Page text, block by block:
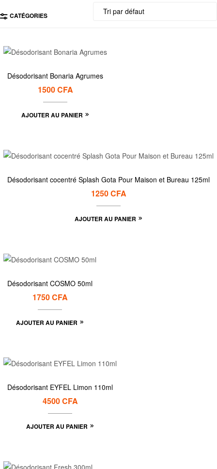
CATÉGORIES
Désodorisant Bonaria Agrumes
1500CFA
AJOUTER AU PANIER
Désodorisant cocentré Splash Gota Pour Maison et Bureau 125ml
1250CFA
AJOUTER AU PANIER
Désodorisant COSMO 50ml
1750CFA
AJOUTER AU PANIER
Désodorisant EYFEL Limon 110ml
4500CFA
AJOUTER AU PANIER